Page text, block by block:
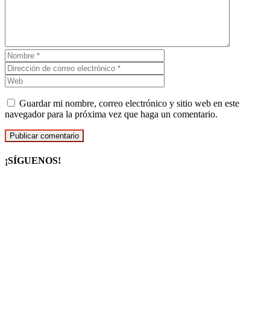
Guardar mi nombre, correo electrónico y sitio web en este
navegador para la próxima vez que haga un comentario.
¡SÍGUENOS!